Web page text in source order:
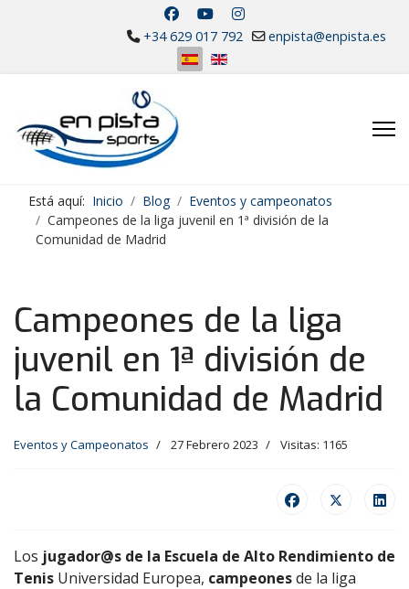
+34 629 017 792 enpista@enpista.es
Está aquí: Inicio Blog
Eventos y campeonatos
Campeones de la liga juvenil en 1ª división de la
Comunidad de Madrid
Campeones de la liga
juvenil en 1ª división de
la Comunidad de Madrid
Eventos y Campeonatos 27 Febrero 2023 Visitas: 1165
Los jugador@s de la Escuela de Alto Rendimiento de
Tenis Universidad Europea, campeonesde la liga